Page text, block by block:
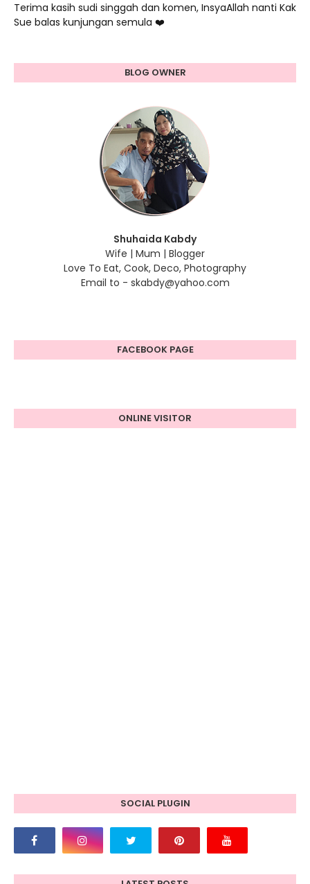
Terima kasih sudi singgah dan komen, InsyaAllah nanti Kak
Sue balas kunjungan semula ❤️
BLOG OWNER
Shuhaida Kabdy
Wife | Mum | Blogger
Love To Eat, Cook, Deco, Photography
Email to - skabdy@yahoo.com
FACEBOOK PAGE
ONLINE VISITOR
SOCIAL PLUGIN